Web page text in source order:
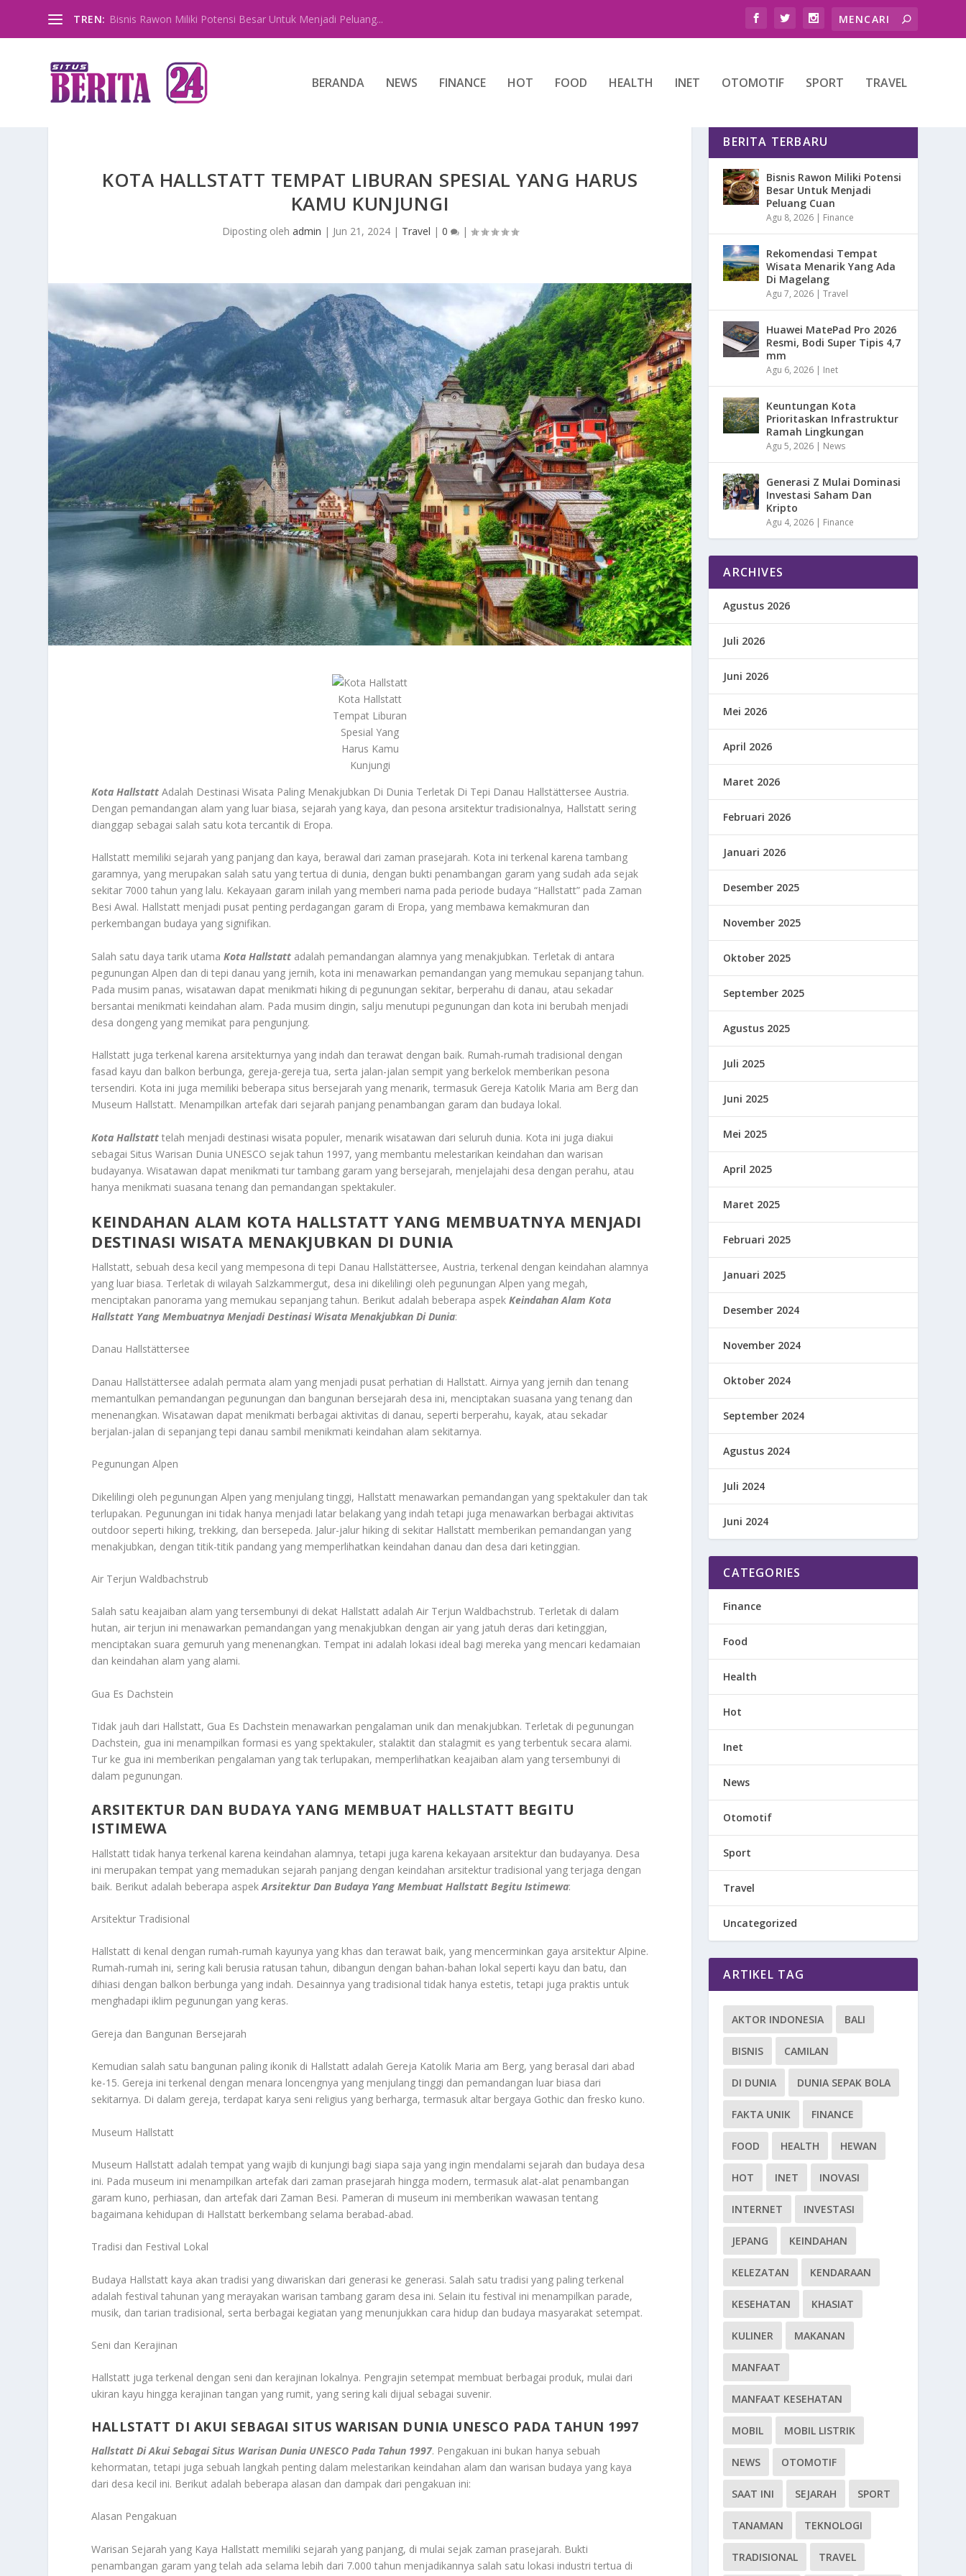
TREN: Bisnis Rawon Miliki Potensi Besar Untuk Menjadi Peluang...
BERANDA NEWS FINANCE HOT FOOD HEALTH INET OTOMOTIF SPORT TRAVEL
KOTA HALLSTATT TEMPAT LIBURAN SPESIAL YANG HARUS
KAMU KUNJUNGI
Diposting oleh admin | Jun 21, 2024| Travel | 0 |
Kota Hallstatt
Tempat Liburan
Spesial Yang
Harus Kamu
Kunjungi
Kota Hallstatt Adalah Destinasi Wisata Paling Menakjubkan Di Dunia Terletak Di Tepi Danau Hallstättersee Austria.
Dengan pemandangan alam yang luar biasa, sejarah yang kaya, dan pesona arsitektur tradisionalnya, Hallstatt sering
dianggap sebagai salah satu kota tercantik di Eropa.
Hallstatt memiliki sejarah yang panjang dan kaya, berawal dari zaman prasejarah. Kota ini terkenal karena tambang
garamnya, yang merupakan salah satu yang tertua di dunia, dengan bukti penambangan garam yang sudah ada sejak
sekitar 7000 tahun yang lalu. Kekayaan garam inilah yang memberi nama pada periode budaya “Hallstatt” pada Zaman
Besi Awal. Hallstatt menjadi pusat penting perdagangan garam di Eropa, yang membawa kemakmuran dan
perkembangan budaya yang signifikan.
Salah satu daya tarik utamaKota Hallstatt adalah pemandangan alamnya yang menakjubkan. Terletak di antara
pegunungan Alpen dan di tepi danau yang jernih, kota ini menawarkan pemandangan yang memukau sepanjang tahun.
Pada musim panas, wisatawan dapat menikmati hiking di pegunungan sekitar, berperahu di danau, atau sekadar
bersantai menikmati keindahan alam. Pada musim dingin, salju menutupi pegunungan dan kota ini berubah menjadi
desa dongeng yang memikat para pengunjung.
Hallstatt juga terkenal karena arsitekturnya yang indah dan terawat dengan baik. Rumah-rumah tradisional dengan
fasad kayu dan balkon berbunga, gereja-gereja tua, serta jalan-jalan sempit yang berkelok memberikan pesona
tersendiri. Kota ini juga memiliki beberapa situs bersejarah yang menarik, termasuk Gereja Katolik Maria am Berg dan
Museum Hallstatt. Menampilkan artefak dari sejarah panjang penambangan garam dan budaya lokal.
Kota Hallstatt telah menjadi destinasi wisata populer, menarik wisatawan dari seluruh dunia. Kota ini juga diakui
sebagai Situs Warisan Dunia UNESCO sejak tahun 1997, yang membantu melestarikan keindahan dan warisan
budayanya. Wisatawan dapat menikmati tur tambang garam yang bersejarah, menjelajahi desa dengan perahu, atau
hanya menikmati suasana tenang dan pemandangan spektakuler.
KEINDAHAN ALAM KOTA HALLSTATT YANG MEMBUATNYA MENJADI
DESTINASI WISATA MENAKJUBKAN DI DUNIA
Hallstatt, sebuah desa kecil yang mempesona di tepi Danau Hallstättersee, Austria, terkenal dengan keindahan alamnya
yang luar biasa. Terletak di wilayah Salzkammergut, desa ini dikelilingi oleh pegunungan Alpen yang megah,
menciptakan panorama yang memukau sepanjang tahun. Berikut adalah beberapa aspekKeindahan Alam Kota
Hallstatt Yang Membuatnya Menjadi Destinasi Wisata Menakjubkan Di Dunia:
Danau Hallstättersee
Danau Hallstättersee adalah permata alam yang menjadi pusat perhatian di Hallstatt. Airnya yang jernih dan tenang
memantulkan pemandangan pegunungan dan bangunan bersejarah desa ini, menciptakan suasana yang tenang dan
menenangkan. Wisatawan dapat menikmati berbagai aktivitas di danau, seperti berperahu, kayak, atau sekadar
berjalan-jalan di sepanjang tepi danau sambil menikmati keindahan alam sekitarnya.
Pegunungan Alpen
Dikelilingi oleh pegunungan Alpen yang menjulang tinggi, Hallstatt menawarkan pemandangan yang spektakuler dan tak
terlupakan. Pegunungan ini tidak hanya menjadi latar belakang yang indah tetapi juga menawarkan berbagai aktivitas
outdoor seperti hiking, trekking, dan bersepeda. Jalur-jalur hiking di sekitar Hallstatt memberikan pemandangan yang
menakjubkan, dengan titik-titik pandang yang memperlihatkan keindahan danau dan desa dari ketinggian.
Air Terjun Waldbachstrub
Salah satu keajaiban alam yang tersembunyi di dekat Hallstatt adalah Air Terjun Waldbachstrub. Terletak di dalam
hutan, air terjun ini menawarkan pemandangan yang menakjubkan dengan air yang jatuh deras dari ketinggian,
menciptakan suara gemuruh yang menenangkan. Tempat ini adalah lokasi ideal bagi mereka yang mencari kedamaian
dan keindahan alam yang alami.
Gua Es Dachstein
Tidak jauh dari Hallstatt, Gua Es Dachstein menawarkan pengalaman unik dan menakjubkan. Terletak di pegunungan
Dachstein, gua ini menampilkan formasi es yang spektakuler, stalaktit dan stalagmit es yang terbentuk secara alami.
Tur ke gua ini memberikan pengalaman yang tak terlupakan, memperlihatkan keajaiban alam yang tersembunyi di
dalam pegunungan.
ARSITEKTUR DAN BUDAYA YANG MEMBUAT HALLSTATT BEGITU
ISTIMEWA
Hallstatt tidak hanya terkenal karena keindahan alamnya, tetapi juga karena kekayaan arsitektur dan budayanya. Desa
ini merupakan tempat yang memadukan sejarah panjang dengan keindahan arsitektur tradisional yang terjaga dengan
baik. Berikut adalah beberapa aspekArsitektur Dan Budaya Yang Membuat Hallstatt Begitu Istimewa:
Arsitektur Tradisional
Hallstatt di kenal dengan rumah-rumah kayunya yang khas dan terawat baik, yang mencerminkan gaya arsitektur Alpine.
Rumah-rumah ini, sering kali berusia ratusan tahun, dibangun dengan bahan-bahan lokal seperti kayu dan batu, dan
dihiasi dengan balkon berbunga yang indah. Desainnya yang tradisional tidak hanya estetis, tetapi juga praktis untuk
menghadapi iklim pegunungan yang keras.
Gereja dan Bangunan Bersejarah
Kemudian salah satu bangunan paling ikonik di Hallstatt adalah Gereja Katolik Maria am Berg, yang berasal dari abad
ke-15. Gereja ini terkenal dengan menara loncengnya yang menjulang tinggi dan pemandangan luar biasa dari
sekitarnya. Di dalam gereja, terdapat karya seni religius yang berharga, termasuk altar bergaya Gothic dan fresko kuno.
Museum Hallstatt
Museum Hallstatt adalah tempat yang wajib di kunjungi bagi siapa saja yang ingin mendalami sejarah dan budaya desa
ini. Pada museum ini menampilkan artefak dari zaman prasejarah hingga modern, termasuk alat-alat penambangan
garam kuno, perhiasan, dan artefak dari Zaman Besi. Pameran di museum ini memberikan wawasan tentang
bagaimana kehidupan di Hallstatt berkembang selama berabad-abad.
Tradisi dan Festival Lokal
Budaya Hallstatt kaya akan tradisi yang diwariskan dari generasi ke generasi. Salah satu tradisi yang paling terkenal
adalah festival tahunan yang merayakan warisan tambang garam desa ini. Selain itu festival ini menampilkan parade,
musik, dan tarian tradisional, serta berbagai kegiatan yang menunjukkan cara hidup dan budaya masyarakat setempat.
Seni dan Kerajinan
Hallstatt juga terkenal dengan seni dan kerajinan lokalnya. Pengrajin setempat membuat berbagai produk, mulai dari
ukiran kayu hingga kerajinan tangan yang rumit, yang sering kali dijual sebagai suvenir.
HALLSTATT DI AKUI SEBAGAI SITUS WARISAN DUNIA UNESCO PADA TAHUN 1997
Hallstatt Di Akui Sebagai Situs Warisan Dunia UNESCO Pada Tahun 1997. Pengakuan ini bukan hanya sebuah
kehormatan, tetapi juga sebuah langkah penting dalam melestarikan keindahan alam dan warisan budaya yang kaya
dari desa kecil ini. Berikut adalah beberapa alasan dan dampak dari pengakuan ini:
Alasan Pengakuan
Warisan Sejarah yang Kaya Hallstatt memiliki sejarah yang panjang, di mulai sejak zaman prasejarah. Bukti
penambangan garam yang telah ada selama lebih dari 7.000 tahun menjadikannya salah satu lokasi industri tertua di
BERITA TERBARU
Bisnis Rawon Miliki Potensi
Besar Untuk Menjadi
Peluang Cuan
Agu 8, 2026 | Finance
Rekomendasi Tempat
Wisata Menarik Yang Ada
Di Magelang
Agu 7, 2026 |Travel
Huawei MatePad Pro 2026
Resmi, Bodi Super Tipis 4,7
mm
Agu 6, 2026 | Inet
Keuntungan Kota
Prioritaskan Infrastruktur
Ramah Lingkungan
Agu 5, 2026 | News
Generasi Z Mulai Dominasi
Investasi Saham Dan
Kripto
Agu 4, 2026 | Finance
ARCHIVES
Agustus 2026
Juli 2026
Juni 2026
Mei 2026
April 2026
Maret 2026
Februari 2026
Januari 2026
Desember 2025
November 2025
Oktober 2025
September 2025
Agustus 2025
Juli 2025
Juni 2025
Mei 2025
April 2025
Maret 2025
Februari 2025
Januari 2025
Desember 2024
November 2024
Oktober 2024
September 2024
Agustus 2024
Juli 2024
Juni 2024
CATEGORIES
Finance
Food
Health
Hot
Inet
News
Otomotif
Sport
Travel
Uncategorized
ARTIKEL TAG
AKTOR INDONESIA BALI
BISNIS CAMILAN
DI DUNIA DUNIA SEPAK BOLA
FAKTA UNIK FINANCE
FOOD HEALTH HEWAN
HOT INET INOVASI
INTERNET INVESTASI
JEPANG KEINDAHAN
KELEZATAN KENDARAAN
KESEHATAN KHASIAT
KULINER MAKANAN
MANFAAT
MANFAAT KESEHATAN
MOBIL MOBIL LISTRIK
NEWS OTOMOTIF
SAAT INI SEJARAH SPORT
TANAMAN TEKNOLOGI
TRADISIONAL TRAVEL